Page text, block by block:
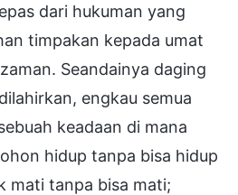
dari hukuman yang
timpakan kepada umat
Seandainya daging
engkau semua
keadaan di mana
hidup tanpa bisa hidup
mati tanpa bisa mati;